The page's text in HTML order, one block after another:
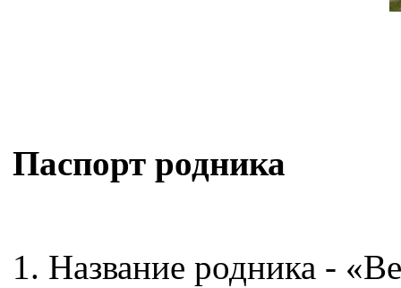
Паспорт родника
1. Название родника -